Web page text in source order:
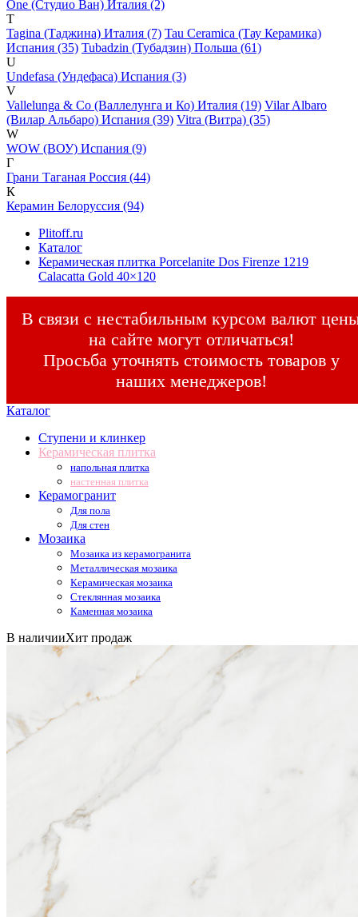
One (Студио Ван) Италия (2)
T
Tagina (Таджина) Италия (7) Tau Ceramica (Тау Керамика)
Испания (35) Tubadzin (Тубадзин) Польша (61)
U
Undefasa (Ундефаса) Испания (3)
V
Vallelunga & Co (Валлелунга и Ко) Италия (19) Vilar Albaro
(Вилар Альбаро) Испания (39) Vitra (Витра) (35)
W
WOW (ВОУ) Испания (9)
Г
Грани Таганая Россия (44)
К
Керамин Белоруссия (94)
Plitoff.ru
Каталог
Керамическая плитка Porcelanite Dos Firenze 1219
Calacatta Gold 40×120
В связи с нестабильным курсом валют
на сайте могут отличаться!
Просьба уточнять стоимость товаров у
наших менеджеров!
Каталог
Ступени и клинкер
Керамическая плитка
напольная плитка
настенная плитка
Керамогранит
Для пола
Для стен
Мозаика
Мозаика из керамогранита
Металлическая мозаика
Керамическая мозаика
Стеклянная мозаика
Каменная мозаика
В наличииХит продаж